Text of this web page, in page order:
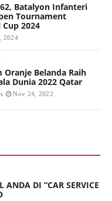
Batalyon Infanteri
Tournament
2024
2024
Oranje Belanda Raih
Dunia 2022 Qatar
Nov 24, 2022
DI “CAR SERVICE